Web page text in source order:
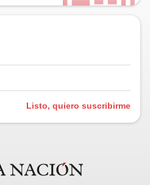
Listo, quiero suscribirme